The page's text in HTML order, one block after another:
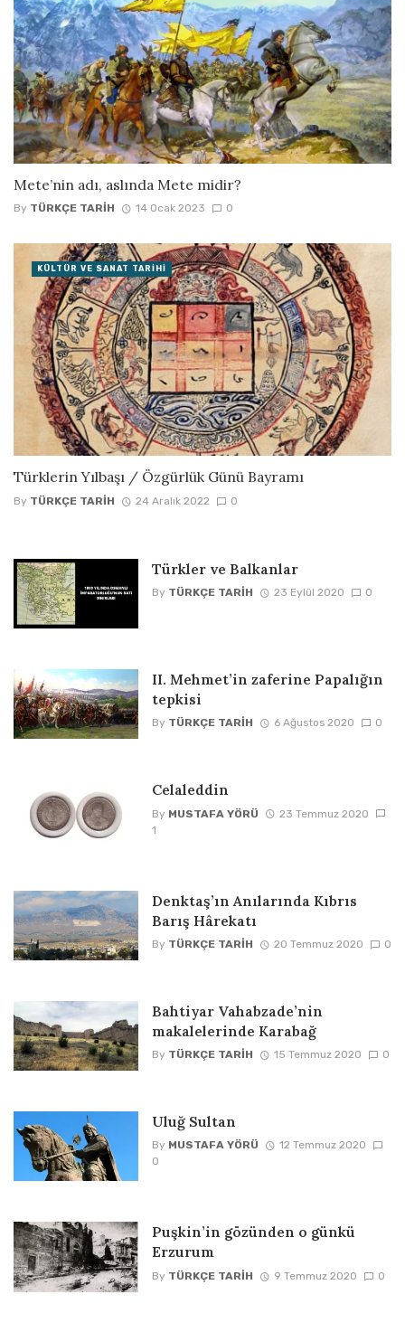
Mete’nin adı, aslında Mete midir?
By TÜRKÇE TARIH 14 Ocak 2023 0
Türklerin Yılbaşı / Özgürlük Günü Bayramı
By TÜRKÇE TARIH 24 Aralık 2022 0
KÜLTÜR VE SANAT TARIHI
Türkler ve Balkanlar
By TÜRKÇE TARIH 23 Eylül 2020 0
II. Mehmet’in zaferine Papalığın
tepkisi
By TÜRKÇE TARIH 6 Ağustos 2020 0
Celaleddin
By MUSTAFA YÖRÜ
23 Temmuz 2020
1
Denktaş’ın Anılarında Kıbrıs
Barış Hârekatı
By TÜRKÇE TARIH 20 Temmuz 2020 0
Bahtiyar Vahabzade’nin
makalelerinde Karabağ
By TÜRKÇE TARIH 15 Temmuz 2020 0
Uluğ Sultan
By MUSTAFA YÖRÜ
12 Temmuz 2020
0
Puşkin’in gözünden o günkü
Erzurum
By TÜRKÇE TARIH 9 Temmuz 2020 0